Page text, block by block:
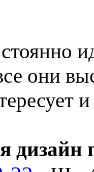
они
дизайн